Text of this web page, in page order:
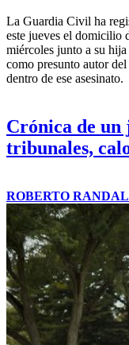
La Guardia Civil ha
este jueves el domicilio
miércoles junto a su
como presunto autor
dentro de ese asesinato.
Crónica de un
tribunales,
ROBERTO